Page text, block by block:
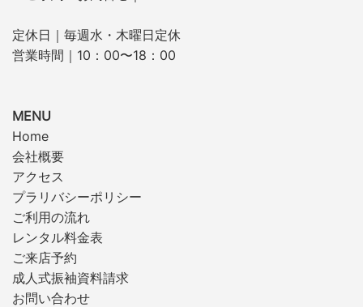
定休日｜毎週水・木曜日定休
営業時間｜10：00〜18：00
MENU
Home
会社概要
アクセス
プラリバシーポリシー
ご利用の流れ
レンタル料金表
ご来店予約
成人式振袖資料請求
お問い合わせ